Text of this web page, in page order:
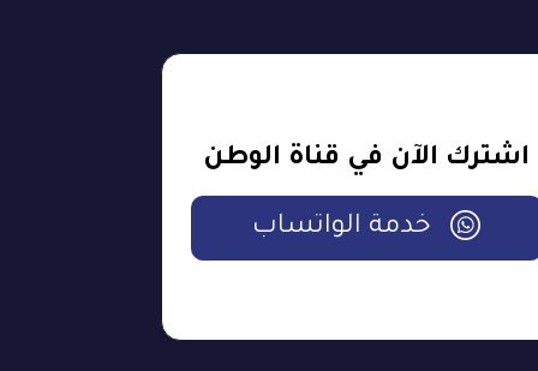
اشترك الآن في قناة الوطن
خدمة الواتساب